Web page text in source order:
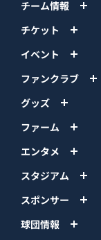
チーム情報
チケット
イベント
ファンクラブ
グッズ
ファーム
エンタメ
スタジアム
スポンサー
球団情報